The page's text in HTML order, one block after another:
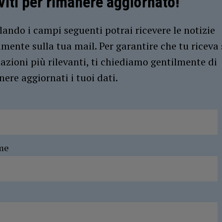
i campi seguenti potrai ricevere le notizie
sulla tua mail. Per garantire che tu riceva
più rilevanti, ti chiediamo gentilmente di
aggiornati i tuoi dati.